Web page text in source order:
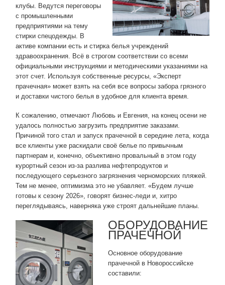
клубы. Ведутся переговоры
с промышленными
предприятиями на тему
стирки спецодежды. В
активе компании есть и стирка белья учреждений
здравоохранения. Всё в строгом соответствии со всеми
официальными инструкциями и методическими указаниями на
этот счет. Используя собственные ресурсы, «Эксперт
прачечная» может взять на себя все вопросы забора грязного
и доставки чистого белья в удобное для клиента время.
К сожалению, отмечают Любовь и Евгения, на конец осени не
удалось полностью загрузить предприятие заказами.
Причиной того стал и запуск прачечной в середине лета, когда
все клиенты уже раскидали своё белье по привычным
партнерам и, конечно, объективно провальный в этом году
курортный сезон из-за разлива нефтепродуктов и
последующего серьезного загрязнения черноморских пляжей.
Тем не менее, оптимизма это не убавляет. «Будем лучше
готовы к сезону 2026», говорят бизнес-леди и, хитро
переглядываясь, наверняка уже строят дальнейшие планы.
ОБОРУДОВАНИЕ
ПРАЧЕЧНОЙ
Основное оборудование
прачечной в Новороссийске
составили: